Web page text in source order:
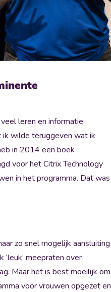
leren en informatie
ik wilde teruggeven wat ik
in 2014 een boek
voor het Citrix Technology
in het programma. Dat was
zo snel mogelijk aansluiting
meepraten over
Maar het is best moeilijk om
voor vrouwen opgezet en